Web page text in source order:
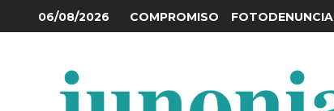
06/08/2026 COMPROMISO FOTODENUNCIA